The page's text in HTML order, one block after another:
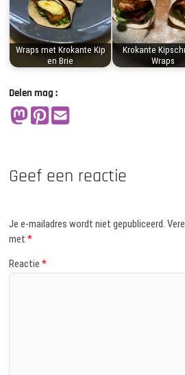
Wraps met Krokante Kip
en Brie
Krokante
Wraps
Delen mag :
Geef een reactie
Je e-mailadres wordt niet gepubliceerd.
met*
Reactie*